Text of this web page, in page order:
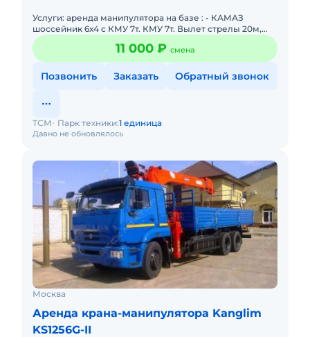
Услуги: аренда манипулятора на базе : - КАМАЗ
шоссейник 6х4 с КМУ 7т. КМУ 7т. Вылет стрелы 20м,
длина бортовой платформы (борта) 6.8 м ширина 2.5м.
Форма опла
11 000 ₽ смена
Позвонить Заказать Обратный звонок
Давно не обновлялось
ТСМ Парк техники:1 единица
Москва
Аренда крана-манипулятора Kanglim
KS1256G-II